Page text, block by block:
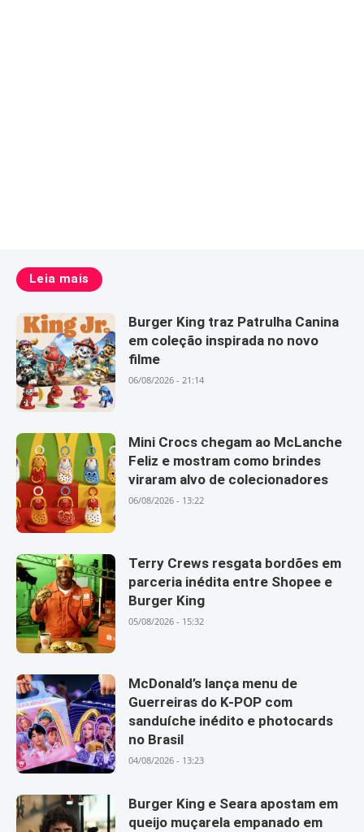
Leia mais
Burger King traz Patrulha Canina
em coleção inspirada no novo
filme
06/08/2026 - 21:14
Mini Crocs chegam ao McLanche
Feliz e mostram como brindes
viraram alvo de colecionadores
06/08/2026 - 13:22
Terry Crews resgata bordões em
parceria inédita entre Shopee e
Burger King
05/08/2026 - 15:32
McDonald’s lança menu de
Guerreiras do K-POP com
sanduíche inédito e photocards
no Brasil
04/08/2026 - 13:23
Burger King e Seara apostam em
queijo muçarela empanado em